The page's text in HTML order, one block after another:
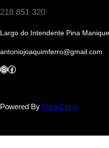
218 851 320
Largo do Intendente Pina
antoniojoaquimferro@gmail.com
InstagramFacebook
Powered By Pure Circle